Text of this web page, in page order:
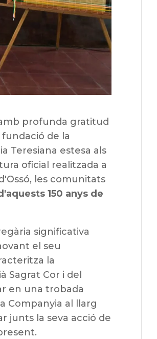
profunda gratitud
de la
Teresiana estesa als
oficial realitzada a
les comunitats
150 anys de
significativa
el seu
la
Sagrat Cor i del
en una trobada
Companyia al llarg
junts la seva acció de